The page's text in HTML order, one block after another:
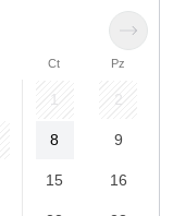
Ct Pz
1 2
8 9
15 16